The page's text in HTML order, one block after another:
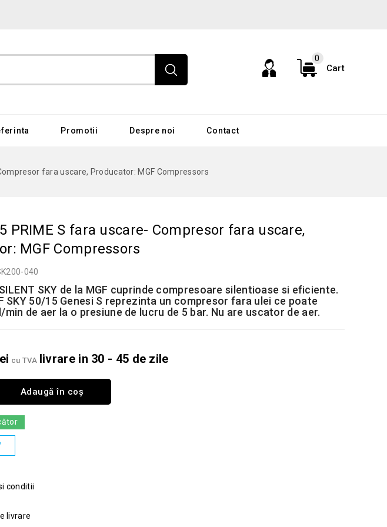
Cart
0
Promotii Despre noi Contact
fara uscare, Producator: MGF Compressors
PRIME S fara uscare- Compresor fara uscare,
MGF Compressors
040
SKY de la MGF cuprinde compresoare silentioase si eficiente.
SKY 50/15 Genesi S reprezinta un compresor fara ulei ce poate
de aer la o presiune de lucru de 5 bar. Nu are uscator de aer.
cu TVA livrare in 30 - 45 de zile
Adaugă în coș
conditii
livrare